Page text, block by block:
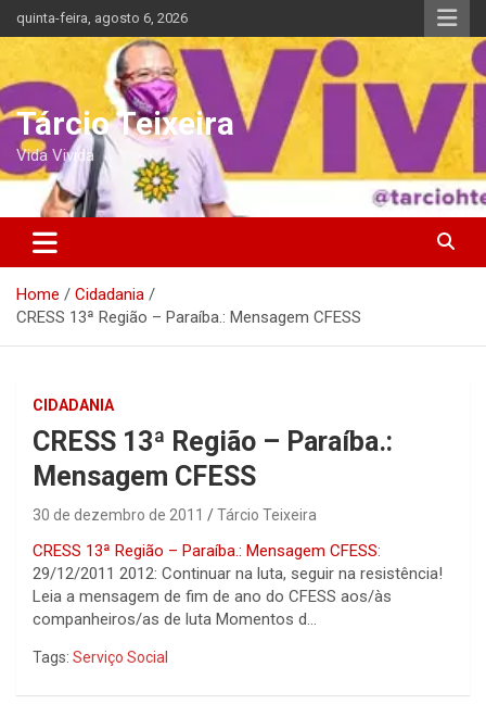
to
quinta-feira, agosto 6, 2026
Tárcio Teixeira
Vida Vivida
Home
Cidadania
CRESS 13ª Região – Paraíba.: Mensagem CFESS
CIDADANIA
CRESS 13ª Região – Paraíba.:
Mensagem CFESS
30 de dezembro de 2011 Tárcio Teixeira
CRESS 13ª Região – Paraíba.: Mensagem CFESS:
29/12/2011 2012: Continuar na luta, seguir na resistência!
Leia a mensagem de fim de ano do CFESS aos/às
companheiros/as de luta Momentos d…
Tags: Serviço Social